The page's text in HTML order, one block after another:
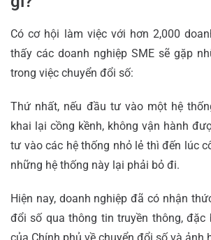
Có cơ hội làm việc với hơn 2,000
thấy các doanh nghiệp SME sẽ gặp
trong việc chuyển đổi số:
Thứ nhất, nếu đầu tư vào một hệ
khai lại cồng kềnh, không vận hành
tư vào các hệ thống nhỏ lẻ thì đến lúc
những hệ thống này lại phải bỏ đi.
Hiện nay, doanh nghiệp đã có nhận
đổi số qua thông tin truyền thông, đặc